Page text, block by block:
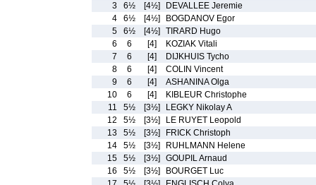
3
6½ [4½]
DEVALLEE Jeremie
4
6½ [4½]
BOGDANOV Egor
5
6½ [4½]
TIRARD Hugo
6
6 [4]
KOZIAK Vitali
7
6 [4]
DIJKHUIS Tycho
8
6 [4]
COLIN Vincent
9
6 [4]
ASHANINA Olga
10
6 [4]
KIBLEUR Christophe
11
5½ [3½]
LEGKY Nikolay A
12
5½ [3½]
LE RUYET Leopold
13
5½ [3½]
FRICK Christoph
14
5½ [3½]
RUHLMANN Helene
15
5½ [3½]
GOUPIL Arnaud
16
5½ [3½]
BOURGET Luc